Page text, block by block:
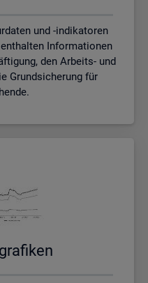
und -indikatoren
Informationen
den Arbeits- und
Grundsicherung für